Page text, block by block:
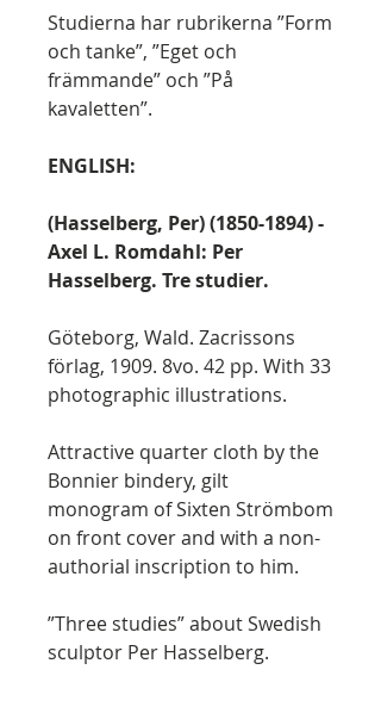
Studierna har rubrikerna ”Form
och tanke”, ”Eget och
främmande” och ”På
kavaletten”.
ENGLISH:
(Hasselberg, Per) (1850-1894) -
Axel L. Romdahl: Per
Hasselberg. Tre studier.
Göteborg, Wald. Zacrissons
förlag, 1909. 8vo. 42 pp. With 33
photographic illustrations.
Attractive quarter cloth by the
Bonnier bindery, gilt
monogram of Sixten Strömbom
on front cover and with a non-
authorial inscription to him.
”Three studies” about Swedish
sculptor Per Hasselberg.